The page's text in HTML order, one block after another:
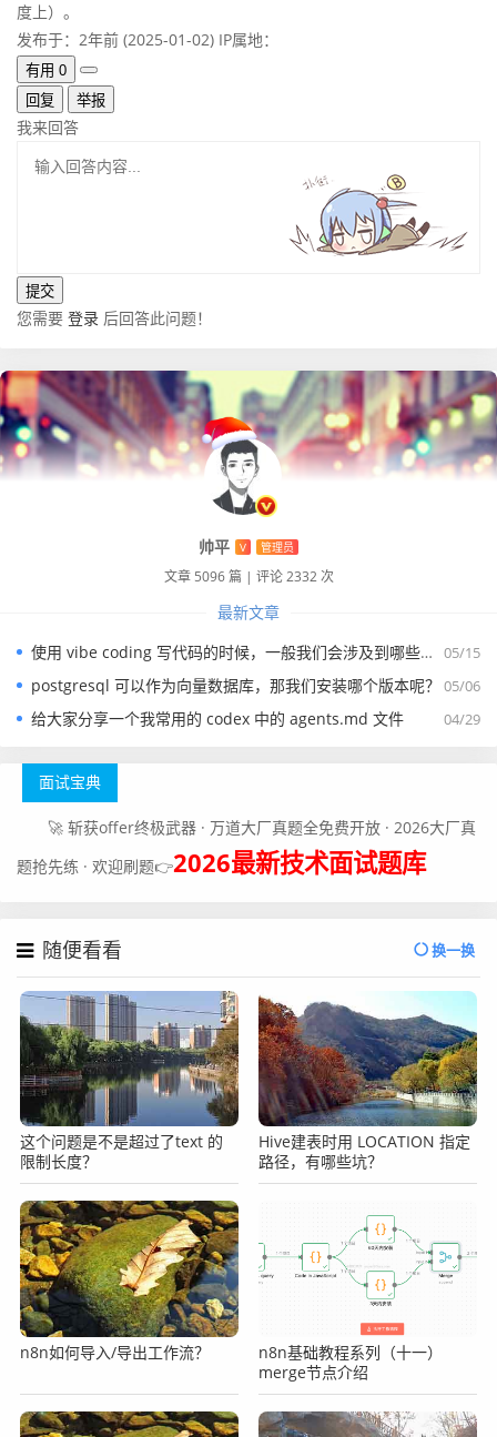
度上）。
发布于：2年前 (2025-01-02) IP属地：
有用 0
回复
举报
我来回答
您需要 登录 后回答此问题！
帅平 V 管理员
文章 5096 篇 | 评论 2332 次
最新文章
05/15
使用 vibe coding 写代码的时候，一般我们会涉及到哪些提示词？
05/06
postgresql 可以作为向量数据库，那我们安装哪个版本呢？
04/29
给大家分享一个我常用的 codex 中的 agents.md 文件
面试宝典
🚀 斩获offer终极武器 · 万道大厂真题全免费开放 · 2026大厂真
题抢先练 · 欢迎刷题👉2026最新技术面试题库
随便看看 换一换
这个问题是不是超过了text 的
限制长度？
Hive建表时用 LOCATION 指定
路径，有哪些坑？
n8n如何导入/导出工作流？
n8n基础教程系列（十一）
merge节点介绍